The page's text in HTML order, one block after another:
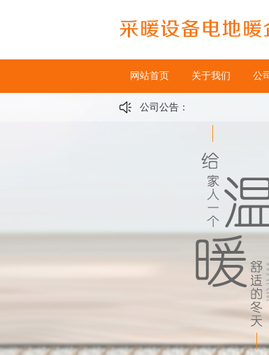
网站首页 关于我们 公
公司公告：